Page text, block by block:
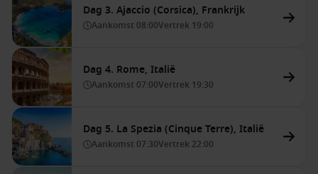
Dag 3. Ajaccio (Corsica), Frankrijk
Aankomst 08:00Vertrek 19:00
Dag 4. Rome, Italië
Aankomst 07:00Vertrek 19:30
Dag 5. La Spezia (Cinque Terre), Italië
Aankomst 07:30Vertrek 22:00